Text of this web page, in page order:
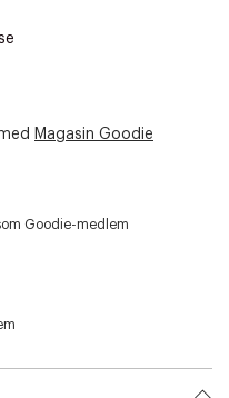
Magasin Goodie
Goodie-medlem